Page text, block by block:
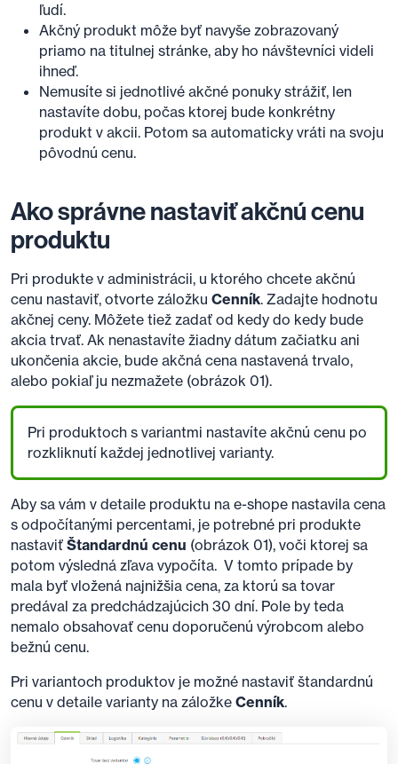
ľudí.
Akčný produkt môže byť navyše zobrazovaný
priamo na titulnej stránke, aby ho návštevníci videli
ihneď.
Nemusíte si jednotlivé akčné ponuky strážiť, len
nastavíte dobu, počas ktorej bude konkrétny
produkt v akcii. Potom sa automaticky vráti na svoju
pôvodnú cenu.
Ako správne nastaviť akčnú cenu
produktu
Pri produkte v administrácii, u ktorého chcete akčnú
cenu nastaviť, otvorte záložku Cenník. Zadajte hodnotu
akčnej ceny. Môžete tiež zadať od kedy do kedy bude
akcia trvať. Ak nenastavíte žiadny dátum začiatku ani
ukončenia akcie, bude akčná cena nastavená trvalo,
alebo pokiaľ ju nezmažete (obrázok 01).
Pri produktoch s variantmi nastavíte akčnú cenu po
rozkliknutí každej jednotlivej varianty.
Aby sa vám v detaile produktu na e-shope nastavila cena
s odpočítanými percentami, je potrebné pri produkte
nastaviť Štandardnú cenu (obrázok 01), voči ktorej sa
potom výsledná zľava vypočíta. V tomto prípade by
mala byť vložená najnižšia cena, za ktorú sa tovar
predával za predchádzajúcich 30 dní. Pole by teda
nemalo obsahovať cenu doporučenú výrobcom alebo
bežnú cenu.
Pri variantoch produktov je možné nastaviť štandardnú
cenu v detaile varianty na záložke Cenník.